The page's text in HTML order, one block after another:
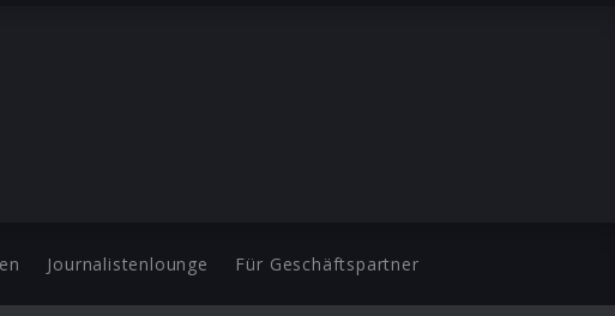
Journalistenlounge Für Geschäftspartner